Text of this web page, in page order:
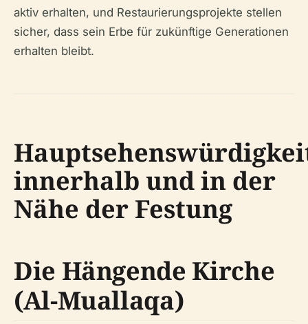
aktiv erhalten, und Restaurierungsprojekte stellen
sicher, dass sein Erbe für zukünftige Generationen
erhalten bleibt.
innerhalb und in der
Nähe der Festung
Die Hängende Kirche
(Al-Muallaqa)